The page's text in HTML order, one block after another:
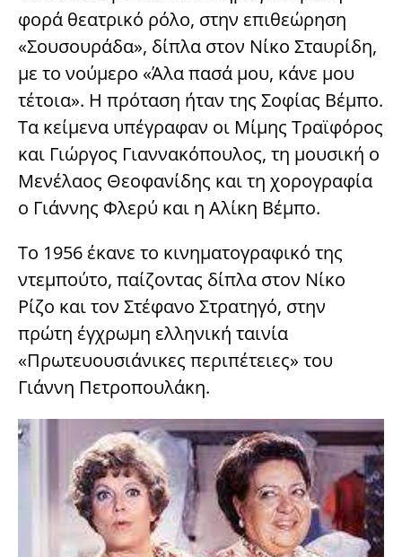
φορά θεατρικό ρόλο, στην επιθεώρηση
«Σουσουράδα», δίπλα στον Νίκο Σταυρίδη,
με το νούμερο «Άλα πασά μου, κάνε μου
τέτοια». Η πρόταση ήταν της Σοφίας Βέμπο.
Τα κείμενα υπέγραφαν οι Μίμης Τραϊφόρος
και Γιώργος Γιαννακόπουλος, τη μουσική ο
Μενέλαος Θεοφανίδης και τη χορογραφία
ο Γιάννης Φλερύ και η Αλίκη Βέμπο.
Το 1956 έκανε το κινηματογραφικό της
ντεμπούτο, παίζοντας δίπλα στον Νίκο
Ρίζο και τον Στέφανο Στρατηγό, στην
πρώτη έγχρωμη ελληνική ταινία
«Πρωτευουσιάνικες περιπέτειες» του
Γιάννη Πετροπουλάκη.